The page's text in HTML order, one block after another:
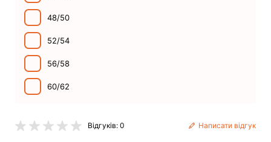
48/50
52/54
56/58
60/62
Відгуків: 0 Написати відгук